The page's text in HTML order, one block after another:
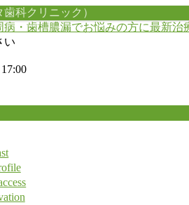
科クリニック）
い